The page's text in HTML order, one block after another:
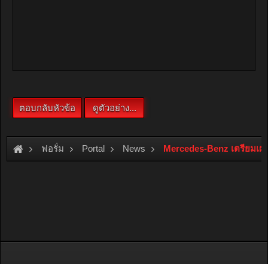
ฟอรั่ม Portal News Mercedes-Benz เตรียมเ